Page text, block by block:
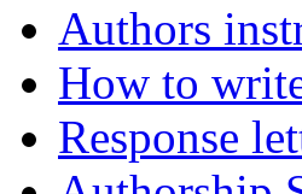
Authors
How to
Response